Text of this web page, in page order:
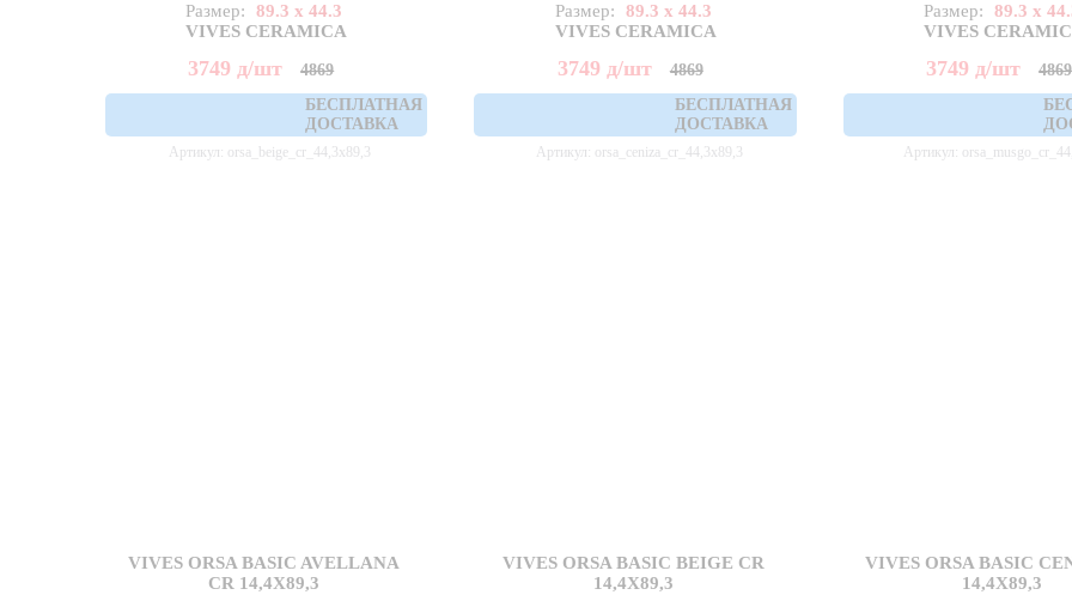
Размер:
89.3 x 44.3
VIVES CERAMICA
3749д/шт
4869
БЕСПЛАТНАЯ
ДОСТАВКА
Артикул: orsa_beige_cr_44,3x89,3
Размер:
89.3 x 44.3
VIVES CERAMICA
3749 д/шт
4869
БЕСПЛАТНАЯ
ДОСТАВКА
Артикул: orsa_ceniza_cr_44,3x89,3
Размер:
89.3 x
VIVES
3749д/шт
4869
Артикул:
VIVES ORSA BASIC AVELLANA
CR 14,4X89,3
VIVES ORSA BASIC BEIGE CR
14,4X89,3
VIVES ORSA BASIC
14,4X89,3